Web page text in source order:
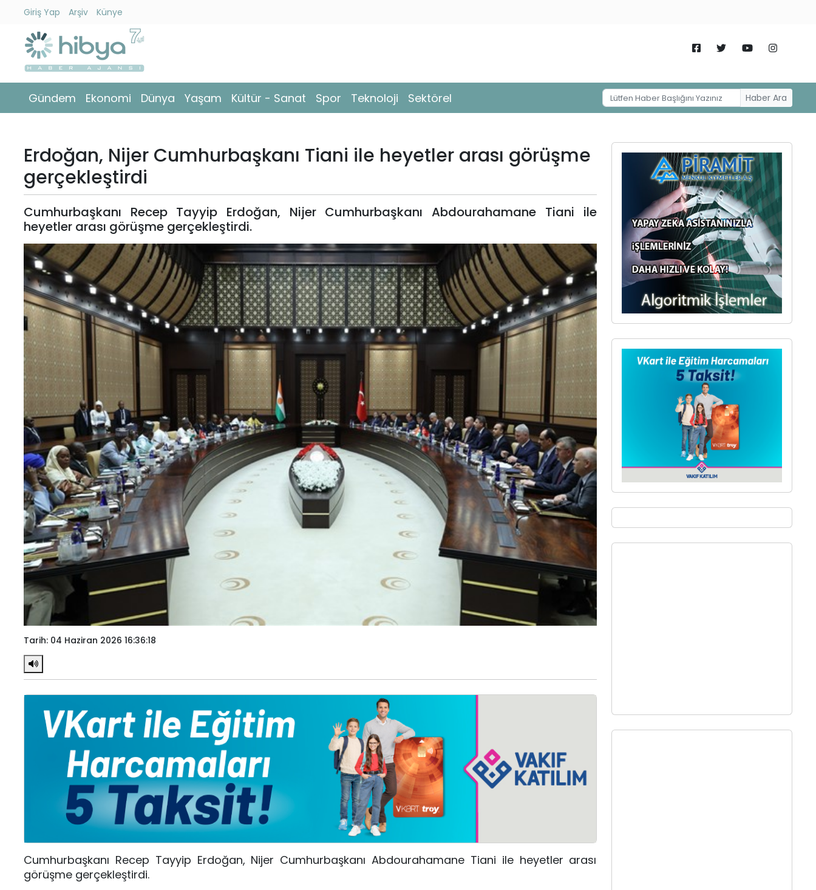
Giriş Yap Arşiv Künye
Gündem Ekonomi Dünya Yaşam Kültür - Sanat Spor Teknoloji Sektörel Haber Ara
Gündem
Ekonomi
Yaşam
Kültür
Sanat
Spor
Teknoloji
Sektörel
Arşiv
Künye
Giriş
Yap
Erdoğan, Nijer Cumhurbaşkanı Tiani ile heyetler arası görüşme
gerçekleştirdi
Cumhurbaşkanı Recep Tayyip Erdoğan, Nijer Cumhurbaşkanı Abdourahamane Tiani ile
heyetler arası görüşme gerçekleştirdi.
Tarih: 04 Haziran 2026 16:36:18
Cumhurbaşkanı Recep Tayyip Erdoğan, Nijer Cumhurbaşkanı Abdourahamane Tiani ile heyetler arası
görüşme gerçekleştirdi.